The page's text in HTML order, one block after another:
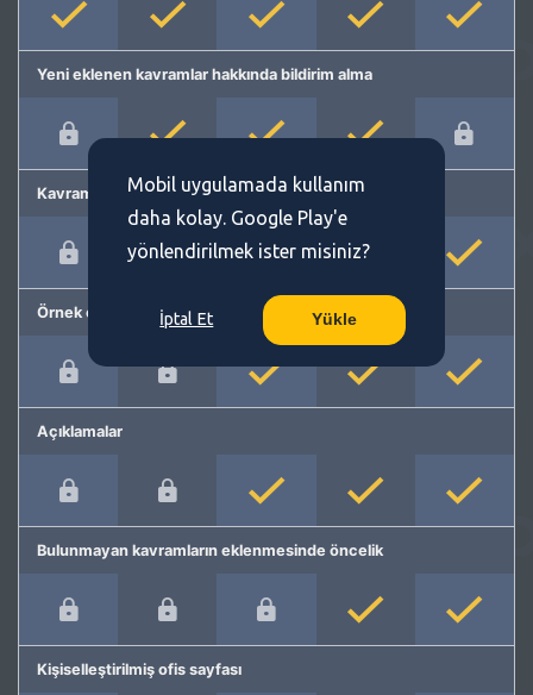
Yeni eklenen kavramlar hakkında bildirim alma
Kavram önerme
Örnek cümleler
Açıklamalar
Bulunmayan kavramların eklenmesinde öncelik
Kişiselleştirilmiş ofis sayfası
Mobil uygulamada kullanım
daha kolay. Google Play'e
yönlendirilmek ister misiniz?
İptal Et Yükle